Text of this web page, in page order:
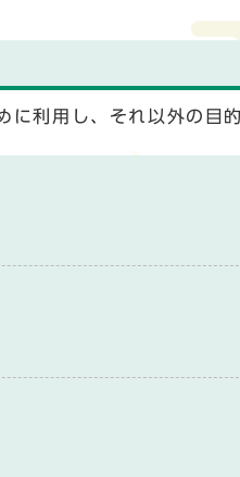
利用し、それ以外の目